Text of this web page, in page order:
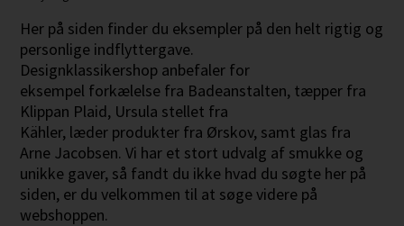
Her på siden finder du eksempler på den helt rigtig og
personlige indflyttergave.
Designklassikershop anbefaler for
eksempel forkælelse fra Badeanstalten, tæpper fra
Klippan Plaid, Ursula stellet fra
Kähler, læder produkter fra Ørskov, samt glas fra
Arne Jacobsen. Vi har et stort udvalg af smukke og
unikke gaver, så fandt du ikke hvad du søgte her på
siden, er du velkommen til at søge videre på
webshoppen.